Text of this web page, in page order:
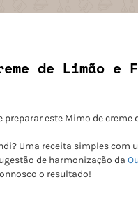
de Limão e
preparar este Mimo de creme
Uma receita simples com
de harmonização da
o resultado!